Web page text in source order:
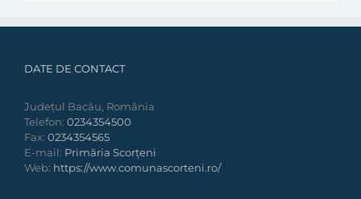
DATE DE CONTACT
Județul Bacău, România
Telefon: 0234354500
Fax: 0234354565
E-mail: Primăria Scorțeni
Web: https://www.comunascorteni.ro/